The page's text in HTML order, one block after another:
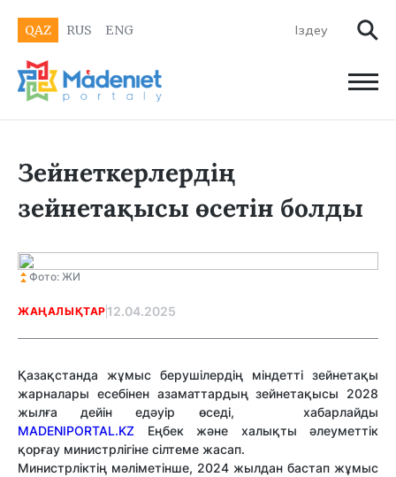
QAZ RUS ENG
Зейнеткерлердің
зейнетақысы өсетін болды
Фото: ЖИ
ЖАҢАЛЫҚТАР 12.04.2025
Қазақстанда жұмыс берушілердің міндетті зейнетақы
жарналары есебінен азаматтардың зейнетақысы 2028
жылға дейін едәуір өседі, хабарлайды
MADENIPORTAL.KZ Еңбек және халықты әлеуметтік
қорғау министрлігіне сілтеме жасап.
Министрліктің мәліметінше, 2024 жылдан бастап жұмыс